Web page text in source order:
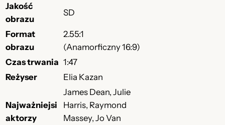
Jakość
obrazu
SD
Format
obrazu
2.55:1
(Anamorficzny 16:9)
Czas trwania 1:47
Reżyser
Elia Kazan
Najważniejsi
aktorzy
James Dean, Julie
Harris, Raymond
Massey, Jo Van